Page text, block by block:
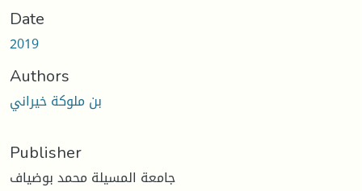
Date
2019
Authors
بن ملوكة خيراني
Publisher
جامعة المسيلة محمد بوضياف